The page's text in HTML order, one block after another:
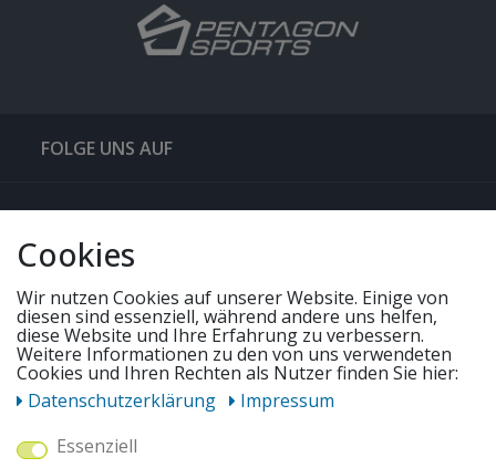
FOLGE UNS AUF
QUICKLINKS & TIPPS
UNSERE ANGEBOTE
Cookies
Wir nutzen Cookies auf unserer Website. Einige von
diesen sind essenziell, während andere uns helfen,
diese Website und Ihre Erfahrung zu verbessern.
Weitere Informationen zu den von uns verwendeten
Cookies und Ihren Rechten als Nutzer finden Sie hier:
Daten­schutz­erklärung
Impressum
Essenziell